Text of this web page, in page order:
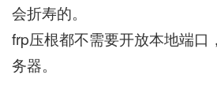
会折寿的。
frp压根都不需要开放本地端口
务器。